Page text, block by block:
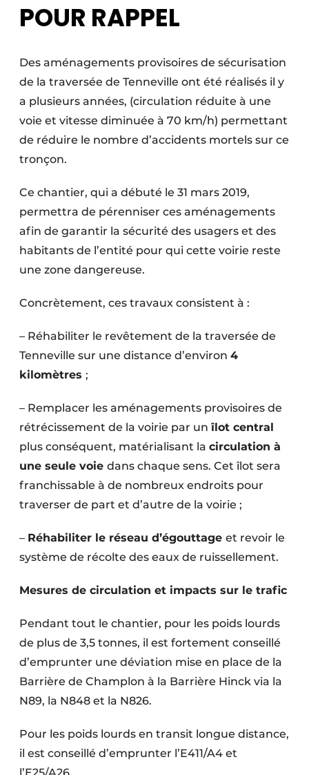
POUR RAPPEL
Des aménagements provisoires de sécurisation
de la traversée de Tenneville ont été réalisés il y
a plusieurs années, (circulation réduite à une
voie et vitesse diminuée à 70 km/h) permettant
de réduire le nombre d’accidents mortels sur ce
tronçon.
Ce chantier, qui a débuté le 31 mars 2019,
permettra de pérenniser ces aménagements
afin de garantir la sécurité des usagers et des
habitants de l’entité pour qui cette voirie reste
une zone dangereuse.
Concrètement, ces travaux consistent à :
– Réhabiliter le revêtement de la traversée de
Tenneville sur une distance d’environ 4
kilomètres ;
– Remplacer les aménagements provisoires de
rétrécissement de la voirie par un îlot central
plus conséquent, matérialisant la circulation à
une seule voie dans chaque sens. Cet îlot sera
franchissable à de nombreux endroits pour
traverser de part et d’autre de la voirie ;
– Réhabiliter le réseau d’égouttage et revoir le
système de récolte des eaux de ruissellement.
Mesures de circulation et impacts sur le trafic
Pendant tout le chantier, pour les poids lourds
de plus de 3,5 tonnes, il est fortement conseillé
d’emprunter une déviation mise en place de la
Barrière de Champlon à la Barrière Hinck via la
N89, la N848 et la N826.
Pour les poids lourds en transit longue distance,
il est conseillé d’emprunter l’E411/A4 et